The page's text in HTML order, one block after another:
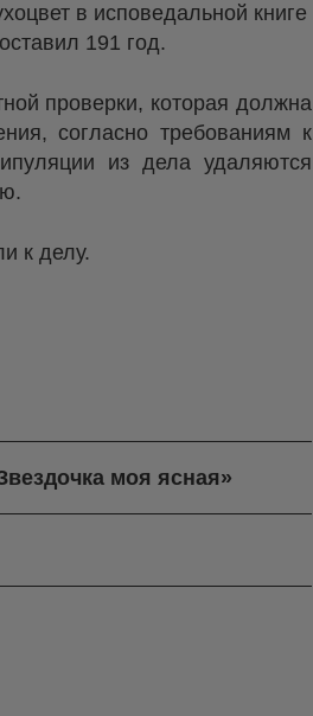
в исповедальной книге
191 год.
проверки, которая должна
согласно требованиям к
из дела удаляются
к делу.
моя ясная»